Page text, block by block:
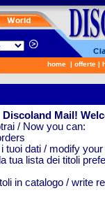
home | offerte |
Mail!
/ Now you can:
tuoi dati / modify your
tua lista dei titoli
in catalogo / write